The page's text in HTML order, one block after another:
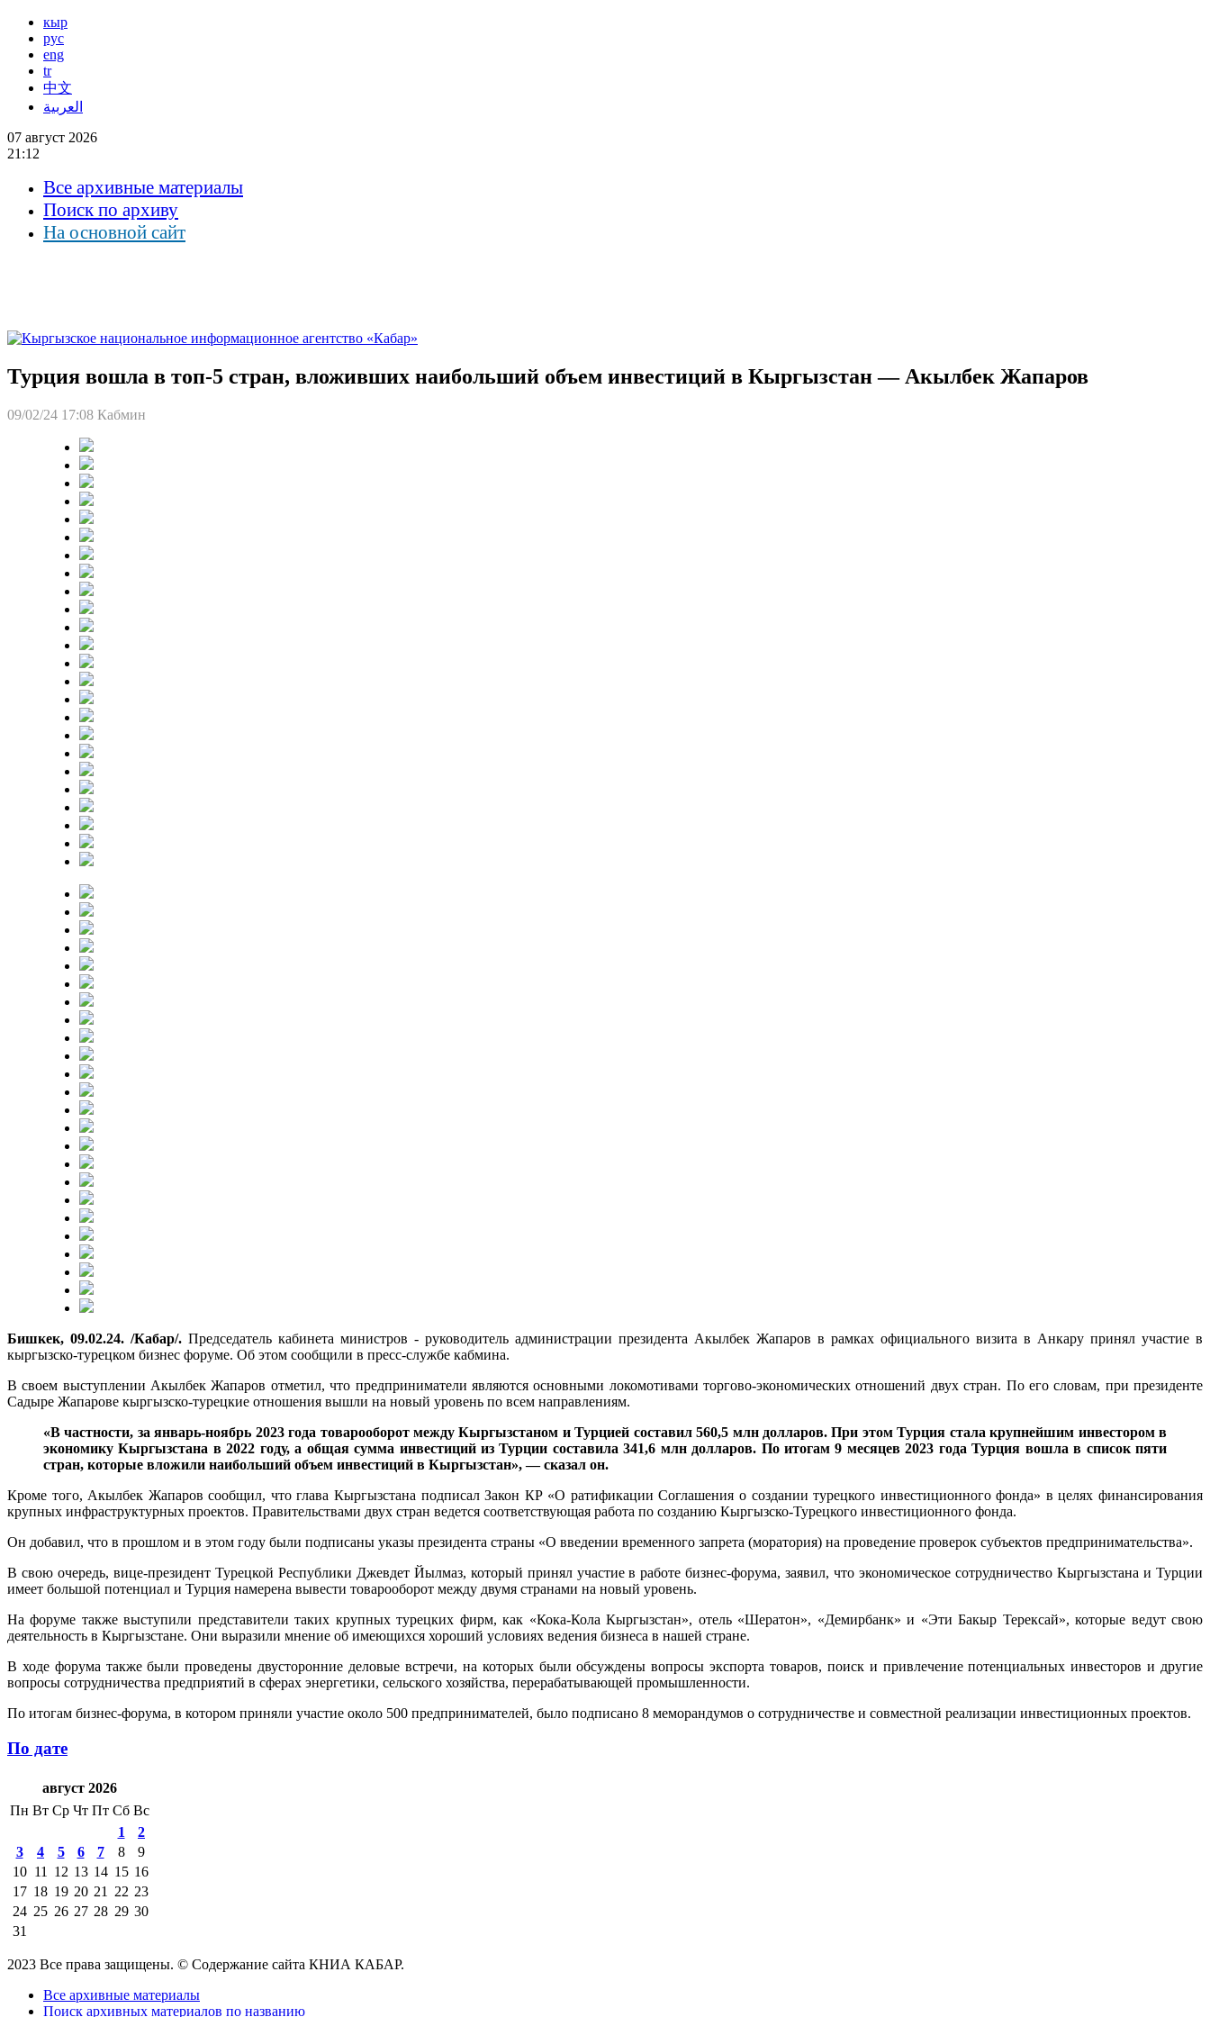
кыр
рус
eng
tr
中文
العربية
07 август 2026
21:12
Все архивные материалы
Поиск по архиву
На основной сайт
Турция вошла в топ-5 стран, вложивших наибольший объем инвестиций в Кыргызстан — Акылбек Жапаров
09/02/24 17:08 Кабмин
Бишкек, 09.02.24. /Кабар/. Председатель кабинета министров - руководитель администрации президента Акылбек Жапаров в рамках официального визита в Анкару принял участие в
кыргызско-турецком бизнес форуме. Об этом сообщили в пресс-службе кабмина.
В своем выступлении Акылбек Жапаров отметил, что предприниматели являются основными локомотивами торгово-экономических отношений двух стран. По его словам, при президенте
Садыре Жапарове кыргызско-турецкие отношения вышли на новый уровень по всем направлениям.
«В частности, за январь-ноябрь 2023 года товарооборот между Кыргызстаном и Турцией составил 560,5 млн долларов. При этом Турция стала крупнейшим инвестором в
экономику Кыргызстана в 2022 году, а общая сумма инвестиций из Турции составила 341,6 млн долларов. По итогам 9 месяцев 2023 года Турция вошла в список пяти
стран, которые вложили наибольший объем инвестиций в Кыргызстан», — сказал он.
Кроме того, Акылбек Жапаров сообщил, что глава Кыргызстана подписал Закон КР «О ратификации Соглашения о создании турецкого инвестиционного фонда» в целях финансирования
крупных инфраструктурных проектов. Правительствами двух стран ведется соответствующая работа по созданию Кыргызско-Турецкого инвестиционного фонда.
Он добавил, что в прошлом и в этом году были подписаны указы президента страны «О введении временного запрета (моратория) на проведение проверок субъектов предпринимательства».
В свою очередь, вице-президент Турецкой Республики Джевдет Йылмаз, который принял участие в работе бизнес-форума, заявил, что экономическое сотрудничество Кыргызстана и Турции
имеет большой потенциал и Турция намерена вывести товарооборот между двумя странами на новый уровень.
На форуме также выступили представители таких крупных турецких фирм, как «Кока-Кола Кыргызстан», отель «Шератон», «Демирбанк» и «Эти Бакыр Терексай», которые ведут свою
деятельность в Кыргызстане. Они выразили мнение об имеющихся хороший условиях ведения бизнеса в нашей стране.
В ходе форума также были проведены двусторонние деловые встречи, на которых были обсуждены вопросы экспорта товаров, поиск и привлечение потенциальных инвесторов и другие
вопросы сотрудничества предприятий в сферах энергетики, сельского хозяйства, перерабатывающей промышленности.
По итогам бизнес-форума, в котором приняли участие около 500 предпринимателей, было подписано 8 меморандумов о сотрудничестве и совместной реализации инвестиционных проектов.
По дате
август 2026
Пн Вт Ср Чт Пт Сб Вс
1
2
3
4 5 6 7 8
9
10 11 12 13 14 15 16
17 18 19 20 21 22 23
24 25 26 27 28 29 30
31
2023 Все права защищены. © Содержание сайта КНИА КАБАР.
Все архивные материалы
Поиск архивных материалов по названию